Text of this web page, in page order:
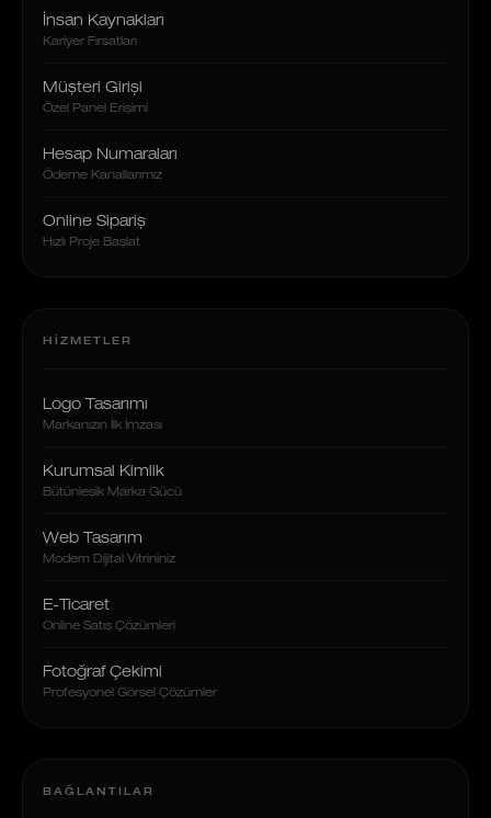
İnsan Kaynakları
Kariyer Fırsatları
Müşteri Girişi
Özel Panel Erişimi
Hesap Numaraları
Ödeme Kanallarımız
Online Sipariş
Hızlı Proje Başlat
HIZMETLER
Logo Tasarımı
Markanızın İlk İmzası
Kurumsal Kimlik
Bütünleşik Marka Gücü
Web Tasarım
Modern Dijital Vitrininiz
E-Ticaret
Online Satış Çözümleri
Fotoğraf Çekimi
Profesyonel Görsel Çözümler
BAĞLANTILAR